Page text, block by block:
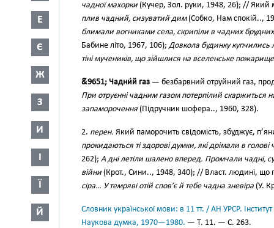
Е
Є
Ж
З
И
І
Ї
Й
чадної махорки (Кучер, Зол. руки, 1948, 26); // Який
плив чадний, сизуватий дим(Собко, Нам спокій..,
блимали вогниками села, скрипіли в чадних
Бабине літо, 1967, 106);Довкола будинку
тіні мучеників, що зійшлися на вселенське пожарище
&́9651; Чадни́й газ — безбарвний отруйний газ,
При отруєнні чадним газом потерпілий скаржиться на
запаморочення (Підручник шофера.., 1960, 328).
2. перен. Який паморочить свідомість, збуджує,
прокидаються ті здорові думки, які дрімали в голові
262); А дні летіли шалено вперед. Промчали чадні,
війни (Крот., Сини.., 1948, 340); // Власт. людині, що
сіра… У темряві отій спов’є й тебе чадна зневіра (У.
Словник української мови: в 11 тт. / АН УРСР.
Наукова думка, 1970—1980. — Т. 11. — С. 263.